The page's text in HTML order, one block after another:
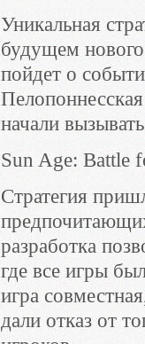
Уникальная
будущем
пойдет о
начали
Sun Age: Battle
Стратегия
разработка
где все игры
игра
дали отказ от